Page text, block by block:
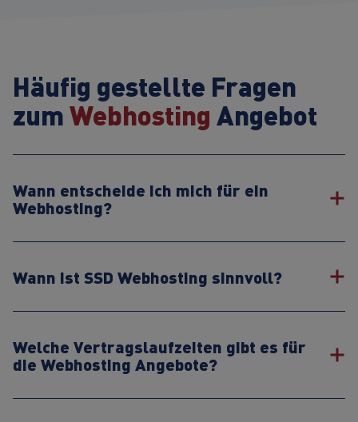
Häufig gestellte Fragen
zumWebhostingAngebot
Wann entscheide ich mich für ein
Webhosting?
Wann ist SSD Webhosting sinnvoll?
Welche Vertragslaufzeiten gibt es für
die Webhosting Angebote?